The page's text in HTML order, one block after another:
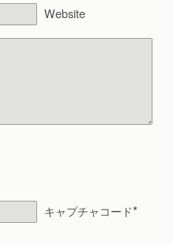
Website
キャプチャコード*